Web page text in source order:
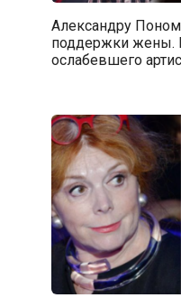
Александру
поддержки жены.
ослабевшего